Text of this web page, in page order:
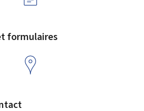
formulaires